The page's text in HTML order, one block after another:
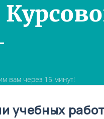
вам через 15 минут!
учебных